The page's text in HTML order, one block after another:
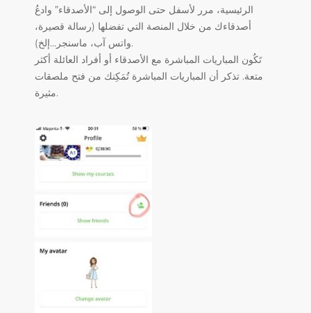
الرئيسية، مرر لأسفل حتى الوصول إلى “الأصدقاء” وادعُ
أصدقاءك من خلال المنصة التي تفضلها (رسالة قصيرة،
واتس آب، ماسنجر…إلخ).
تَكُون المباريات المباشرة مع الأصدقاء أو أفراد العائلة أكثر
متعة. تذكر أن المباريات المباشرة تُمَكِنك من فتح ملصقات
مثيرة.